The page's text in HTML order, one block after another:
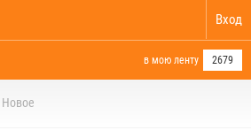
Вход
в мою ленту 2679
Новое